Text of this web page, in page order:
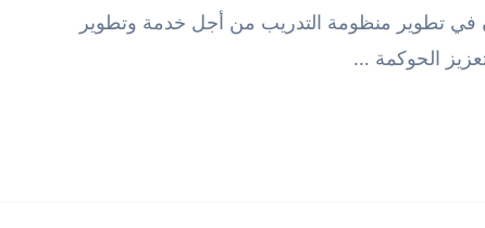
في تطوير منظومة التدريب من أجل خدمة وتطوير
الحوكمة …